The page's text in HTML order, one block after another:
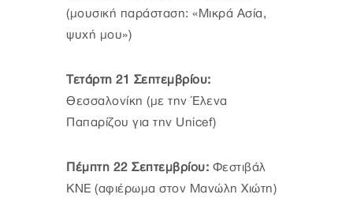
(μουσική παράσταση: «Μικρά Ασία,
ψυχή μου»)
Τετάρτη 21 Σεπτεμβρίου:
Θεσσαλονίκη (με την Έλενα
Παπαρίζου για την Unicef)
Πέμπτη 22 Σεπτεμβρίου: Φεστιβάλ
ΚΝΕ (αφιέρωμα στον Μανώλη Χιώτη)